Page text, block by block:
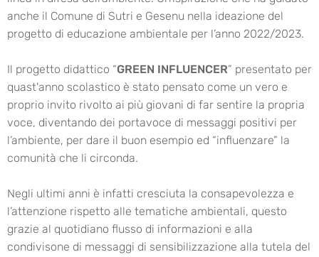
anche il Comune di Sutri e Gesenu nella ideazione del
progetto di educazione ambientale per l’anno 2022/2023.
Il progetto didattico “GREEN INFLUENCER” presentato per
quast'anno scolastico è stato pensato come un vero e
proprio invito rivolto ai più giovani di far sentire la propria
voce, diventando dei portavoce di messaggi positivi per
l’ambiente, per dare il buon esempio ed “influenzare” la
comunità che li circonda.
Negli ultimi anni è infatti cresciuta la consapevolezza e
l’attenzione rispetto alle tematiche ambientali, questo
grazie al quotidiano flusso di informazioni e alla
condivisone di messaggi di sensibilizzazione alla tutela del